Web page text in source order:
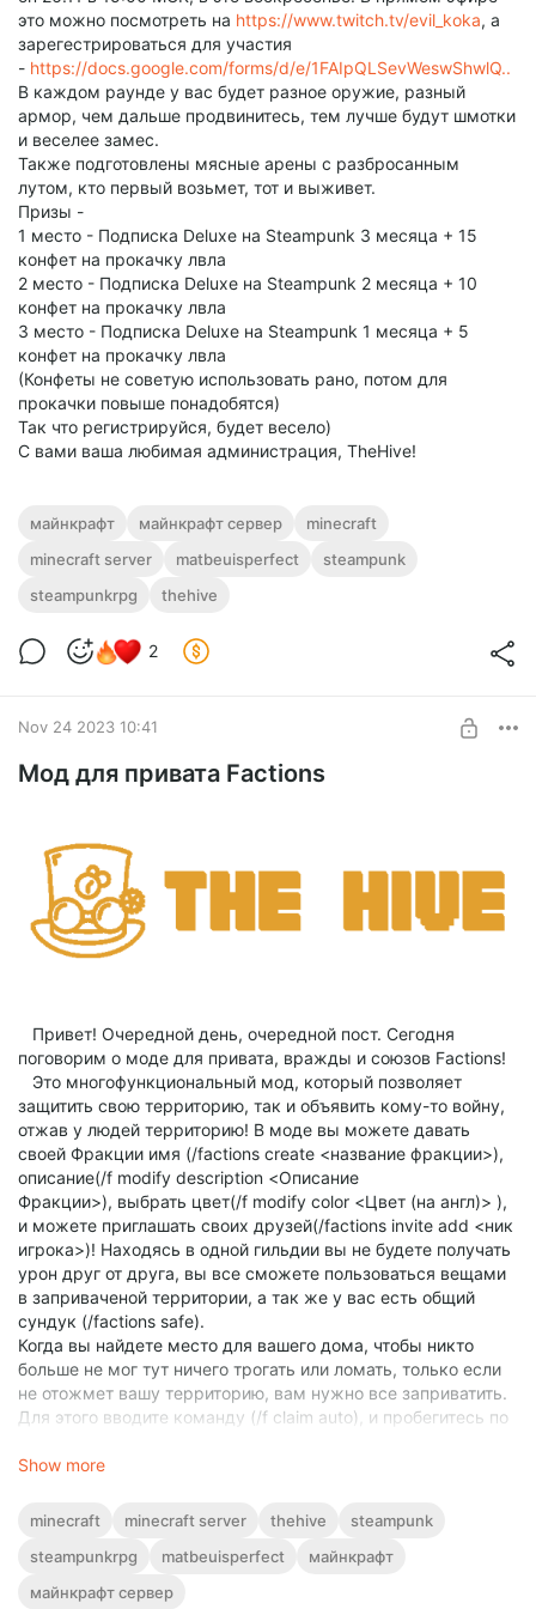
это можно посмотреть на https://www.twitch.tv/evil_koka, а
зарегестрироваться для участия
- https://docs.google.com/forms/d/e/1FAIpQLSevWeswShwlQ..
В каждом раунде у вас будет разное оружие, разный
армор, чем дальше продвинитесь, тем лучше будут шмотки
и веселее замес.
Также подготовлены мясные арены с разбросанным
лутом, кто первый возьмет, тот и выживет.
Призы -
1 место - Подписка Deluxe на Steampunk 3 месяца + 15
конфет на прокачку лвла
2 место - Подписка Deluxe на Steampunk 2 месяца + 10
конфет на прокачку лвла
3 место - Подписка Deluxe на Steampunk 1 месяца + 5
конфет на прокачку лвла
(Конфеты не советую использовать рано, потом для
прокачки повыше понадобятся)
Так что регистрируйся, будет весело)
С вами ваша любимая администрация, TheHive!
майнкрафт майнкрафт сервер
minecraft
minecraft server
matbeuisperfect
steampunk
steampunkrpg
thehive
2
Nov 24 2023 10:41
Мод для привата Factions
Привет! Очередной день, очередной пост. Сегодня
поговорим о моде для привата, вражды и союзов Factions!
Это многофункциональный мод, который позволяет
защитить свою территорию, так и объявить кому-то войну,
отжав у людей территорию! В моде вы можете давать
своей Фракции имя (/factions create <название фракции>),
описание(/f modify description <Описание
Фракции>), выбрать цвет(/f modify color <Цвет (на англ)> ),
и можете приглашать своих друзей(/factions invite add <ник
игрока>)! Находясь в одной гильдии вы не будете получать
урон друг от друга, вы все сможете пользоваться вещами
в заприваченой территории, а так же у вас есть общий
сундук (/factions safe).
Когда вы найдете место для вашего дома, чтобы никто
больше не мог тут ничего трогать или ломать, только если
не отожмет вашу территорию, вам нужно все заприватить.
Для этого вводите команду (/f claim auto), и пробегитесь по
ведь сила вашей фракции не безгранична, проверить все ли
вашей фракции>. Там будет три цифры через “/” Ваша
текущая сила/Сила вашего привата/Максимальная сила
привата. Главное, чтобы средняя цифра не превышала
вашу силу привата, и все будет хорошо). Посмотреть, что
Show more
minecraft minecraft server thehive
steampunk
steampunkrpg
matbeuisperfect
майнкрафт
майнкрафт сервер